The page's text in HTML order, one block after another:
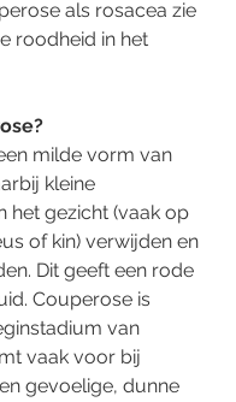
als rosacea zie
roodheid in het
milde vorm van
kleine
het gezicht (vaak op
of kin) verwijden en
Dit geeft een rode
Couperose is
van
vaak voor bij
gevoelige, dunne